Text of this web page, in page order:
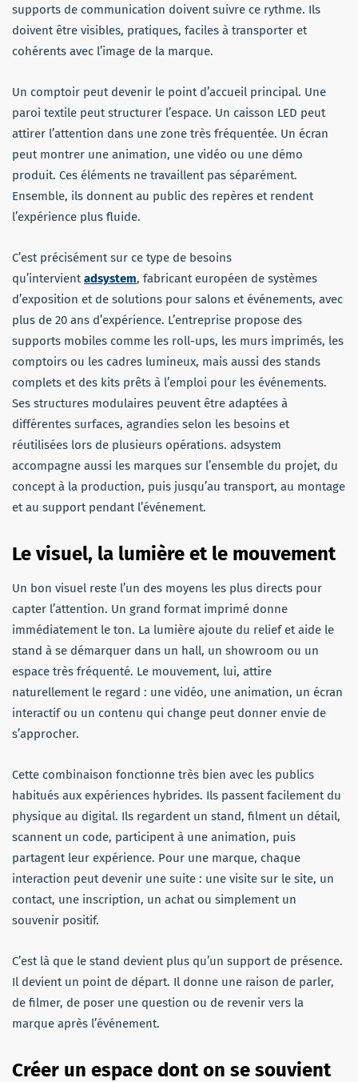
supports de communication doivent suivre ce rythme. Ils
doivent être visibles, pratiques, faciles à transporter et
cohérents avec l’image de la marque.
Un comptoir peut devenir le point d’accueil principal. Une
paroi textile peut structurer l’espace. Un caisson LED peut
attirer l’attention dans une zone très fréquentée. Un écran
peut montrer une animation, une vidéo ou une démo
produit. Ces éléments ne travaillent pas séparément.
Ensemble, ils donnent au public des repères et rendent
l’expérience plus fluide.
C’est précisément sur ce type de besoins
qu’intervientadsystem, fabricant européen de systèmes
d’exposition et de solutions pour salons et événements, avec
plus de 20 ans d’expérience. L’entreprise propose des
supports mobiles comme les roll-ups, les murs imprimés, les
comptoirs ou les cadres lumineux, mais aussi des stands
complets et des kits prêts à l’emploi pour les événements.
Ses structures modulaires peuvent être adaptées à
différentes surfaces, agrandies selon les besoins et
réutilisées lors de plusieurs opérations. adsystem
accompagne aussi les marques sur l’ensemble du projet, du
concept à la production, puis jusqu’au transport, au montage
et au support pendant l’événement.
Le visuel, la lumière et le mouvement
Un bon visuel reste l’un des moyens les plus directs pour
capter l’attention. Un grand format imprimé donne
immédiatement le ton. La lumière ajoute du relief et aide le
stand à se démarquer dans un hall, un showroom ou un
espace très fréquenté. Le mouvement, lui, attire
naturellement le regard : une vidéo, une animation, un écran
interactif ou un contenu qui change peut donner envie de
s’approcher.
Cette combinaison fonctionne très bien avec les publics
habitués aux expériences hybrides. Ils passent facilement du
physique au digital. Ils regardent un stand, filment un détail,
scannent un code, participent à une animation, puis
partagent leur expérience. Pour une marque, chaque
interaction peut devenir une suite : une visite sur le site, un
contact, une inscription, un achat ou simplement un
souvenir positif.
C’est là que le stand devient plus qu’un support de présence.
Il devient un point de départ. Il donne une raison de parler,
de filmer, de poser une question ou de revenir vers la
marque après l’événement.
Créer un espace dont on se souvient